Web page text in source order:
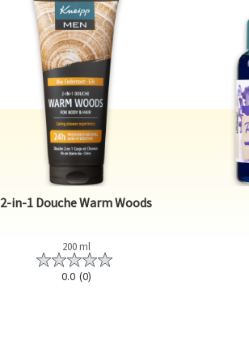
2-in-1 Douche Warm Woods
200 ml
0.0 (0)